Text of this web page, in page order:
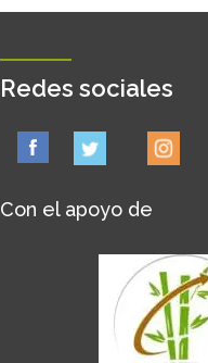
Redes sociales
Con el apoyo de